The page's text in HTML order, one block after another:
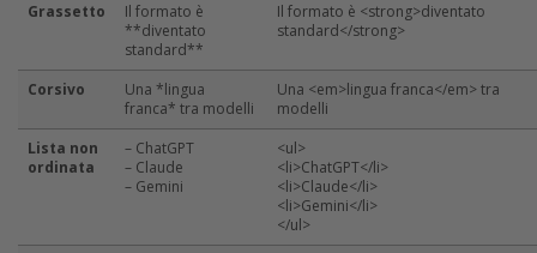
Grassetto
Il formato è
**diventato
standard**
Il formato è <strong>diventato
standard</strong>
Corsivo
Una *lingua
franca* tra modelli
Una <em>lingua franca</em> tra
modelli
Lista non
ordinata
– ChatGPT
– Claude
– Gemini
<ul>
<li>ChatGPT</li>
<li>Claude</li>
<li>Gemini</li>
</ul>